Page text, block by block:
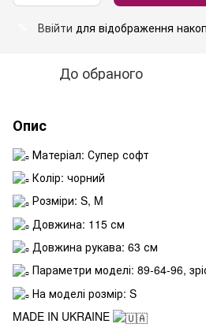
Ввійти для відображення
До обраного
Опис
Матеріал: Супер софт
Колір: чорний
Розміри: S, M
Довжина: 115 см
Довжина рукава: 63 см
Параметри моделі: 89-64-96,
На моделі розмір: S
MADE IN UKRAINE